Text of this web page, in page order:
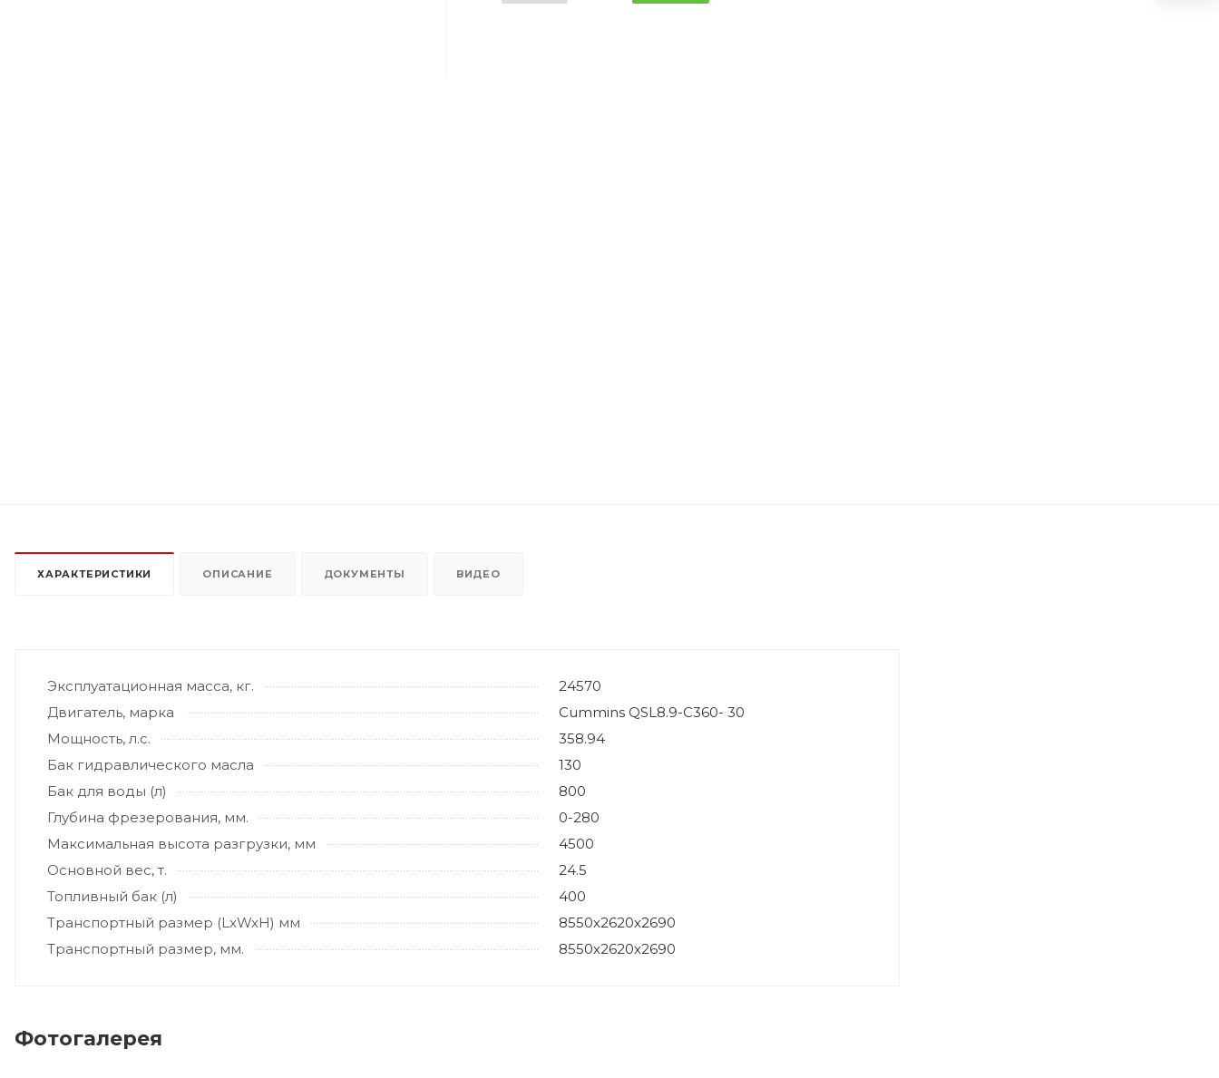
ХАРАКТЕРИСТИКИ ОПИСАНИЕ ДОКУМЕНТЫ ВИДЕО
Эксплуатационная масса, кг.
24570
Двигатель, марка
Cummins QSL8.9-C360- 30
Мощность, л.с.
358.94
Бак гидравлического масла
130
Бак для воды (л)
800
Глубина фрезерования, мм.
0-280
Максимальная высота разгрузки, мм
4500
Основной вес, т.
24.5
Топливный бак (л)
400
Транспортный размер (LxWxH) мм
8550х2620х2690
Транспортный размер, мм.
8550х2620х2690
Фотогалерея